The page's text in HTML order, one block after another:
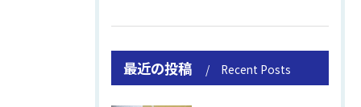
最近の投稿 Recent Posts